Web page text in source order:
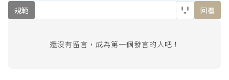
規範 回覆
還沒有留言，成為第一個發言的人吧！